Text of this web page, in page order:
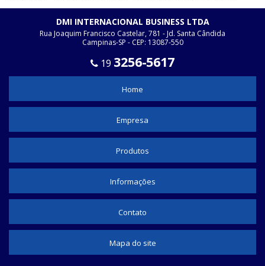
ESPAGUETE TERMO RETRÁTIL ALTA TEMPERATURA
ESPAGUETE TERMO RETRÁTIL ONDE VENDE
ESPAGUETE TERMO RETRÁTIL VALOR
ROLO DE ESPAGUETE TERMO RETRÁTIL
TERMOCONTRÁTIL TRANSPARENTE
TUBO TERMO RETRÁTIL COLORIDO
TUBO TERMO RETRÁTIL COMPRAR
TUBO TERMO RETRÁTIL TRANSPARENTE
TUBO TERMO RETRÁTIL 10MM
TUBO TERMO RETRÁTIL 12MM
DMI INTERNACIONAL BUSINESS LTDA
Rua Joaquim Francisco Castelar, 781 - Jd. Santa Cândida
Campinas-SP - CEP: 13087-550
19 3256-5617
Home
Empresa
Produtos
Informações
Contato
Mapa do site